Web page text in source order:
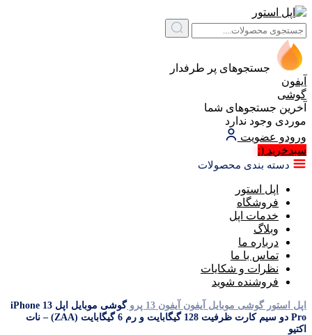
جستجوهای پر طرفدار
آیفون
گوشی
آخرین جستجوهای شما
موردی وجود ندارد
ورودو عضویت
سبد‌خرید (:
دسته بندی محصولات
اپل استور
فروشگاه
خدمات اپل
وبلاگ
درباره ما
تماس با ما
نظرات و شکایات
فروشنده شوید
اپل استور گوشی موبایل آیفون آیفون 13 پرو
گوشی موبایل اپل iPhone 13
Pro دو سیم‌ کارت ظرفیت 128 گیگابایت و رم 6 گیگابایت (ZAA) – نات
اکتیو